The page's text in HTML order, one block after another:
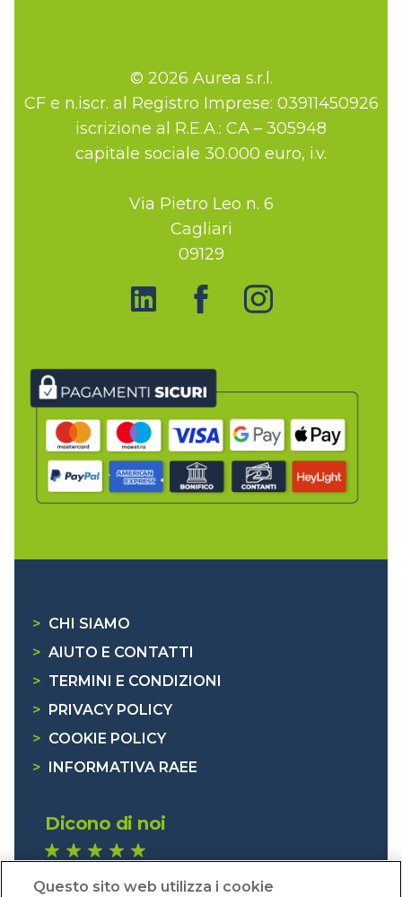
© 2026 Aurea s.r.l.
CF e n.iscr. al Registro Imprese: 03911450926
iscrizione al R.E.A.: CA – 305948
capitale sociale 30.000 euro, i.v.
Via Pietro Leo n. 6
Cagliari
09129
> CHI SIAMO
> AIUTO E CONTATTI
> TERMINI E CONDIZIONI
>
PRIVACY POLICY
> COOKIE POLICY
>
INFORMATIVA RAEE
Dicono di noi
Eccellente (4,8)
Questo sito web utilizza i cookie